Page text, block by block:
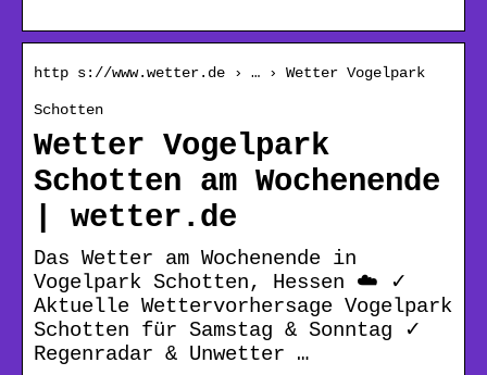
http s://www.wetter.de › … › Wetter Vogelpark
Schotten
Wetter Vogelpark
Schotten am Wochenende
| wetter.de
Das Wetter am Wochenende in
Vogelpark Schotten, Hessen ☁️ ✓
Aktuelle Wettervorhersage Vogelpark
Schotten für Samstag & Sonntag ✓
Regenradar & Unwetter …